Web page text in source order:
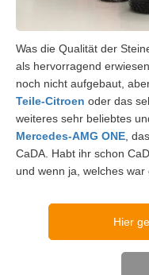
Was die Qualität der
als hervorragend
noch nicht aufgebaut,
Teile-Citroen oder das
weiteres sehr beliebtes
Mercedes-AMG ONE ,
CaDA. Habt ihr schon
und wenn ja, welches
Hier